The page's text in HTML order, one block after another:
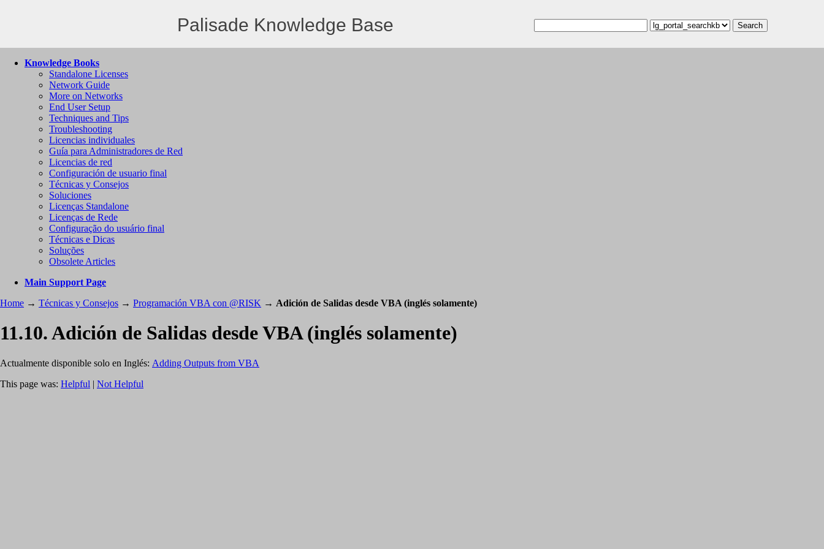
Palisade Knowledge Base
Knowledge Books
Standalone Licenses
Network Guide
More on Networks
End User Setup
Techniques and Tips
Troubleshooting
Licencias individuales
Guía para Administradores de Red
Licencias de red
Configuración de usuario final
Técnicas y Consejos
Soluciones
Licenças Standalone
Licenças de Rede
Configuração do usuário final
Técnicas e Dicas
Soluções
Obsolete Articles
Main Support Page
Home → Técnicas y Consejos → Programación VBA con @RISK → Adición de Salidas desde VBA (inglés solamente)
11.10. Adición de Salidas desde VBA (inglés solamente)
Actualmente disponible solo en Inglés: Adding Outputs from VBA
This page was: Helpful | Not Helpful